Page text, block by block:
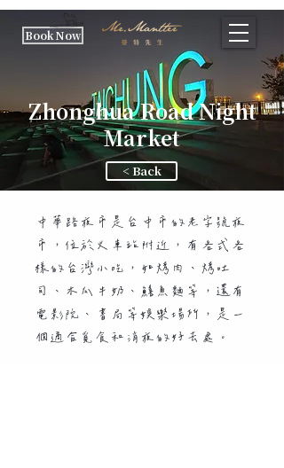
Book Now
Zhonghua Road Night
Market
< Back
中華路夜市是台中市的老字號夜
市，位於火車站附近，有各式各
樣的台灣小吃，如烤肉、烤吐
司、木瓜牛奶、鱔魚麵等，還有
電影院、書局等娛樂場所，是一
個適合覓食和消夜的好去處。